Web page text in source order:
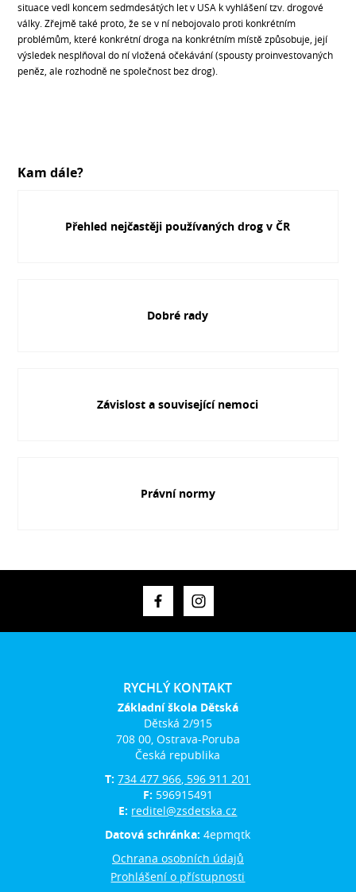
situace vedl koncem sedmdesátých let v USA k vyhlášení tzv. drogové
války. Zřejmě také proto, že se v ní nebojovalo proti konkrétním
problémům, které konkrétní droga na konkrétním místě způsobuje, její
výsledek nesplňoval do ní vložená očekávání (spousty proinvestovaných
peněz, ale rozhodně ne společnost bez drog).
Kam dále?
Přehled nejčastěji používaných drog v ČR
Dobré rady
Závislost a související nemoci
Právní normy
RYCHLÝ KONTAKT
Základní škola Dětská
Dětská 2/915
708 00, Ostrava-Poruba
Česká republika
T:734 477 966, 596 911 201
F: 596915491
E: reditel@zsdetska.cz
Datová schránka:4epmqtk
Ochrana osobních údajů
Prohlášení o přístupnosti